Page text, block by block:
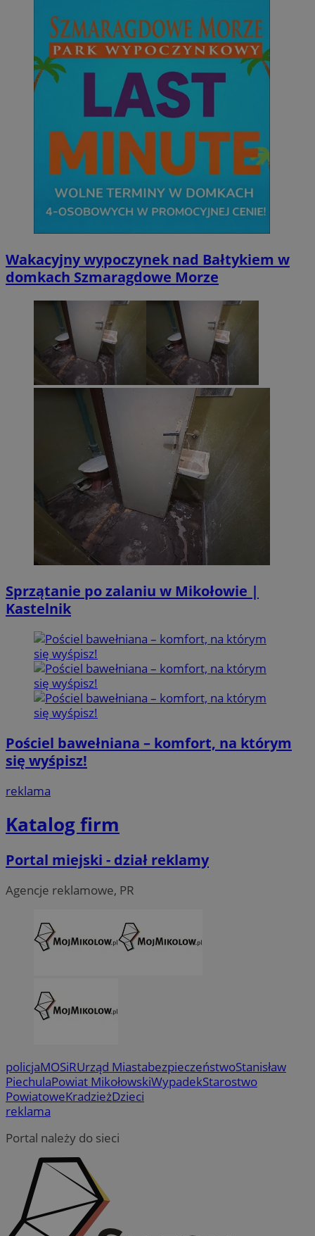
Wakacyjny wypoczynek nad Bałtykiem w
domkach Szmaragdowe Morze
Sprzątanie po zalaniu w Mikołowie |
Kastelnik
Pościel bawełniana – komfort, na którym
się wyśpisz!
reklama
Katalog firm
Portal miejski - dział reklamy
Agencje reklamowe, PR
policjaMOSiRUrząd MiastabezpieczeństwoStanisław
PiechulaPowiat MikołowskiWypadekStarostwo
PowiatoweKradzieżDzieci
reklama
Portal należy do sieci